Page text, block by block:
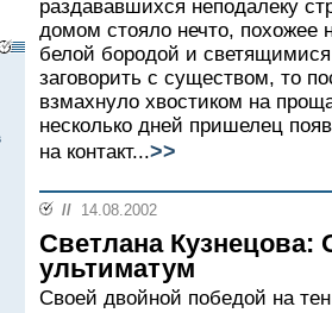
раздававшихся неподалеку
домом стояло нечто, похожее
белой бородой и
заговорить с существом, то
взмахнуло хвостиком на
несколько дней пришелец
на контакт...>>
// 14.08.2002
Светлана Кузнецова:
ультиматум
Своей двойной победой на